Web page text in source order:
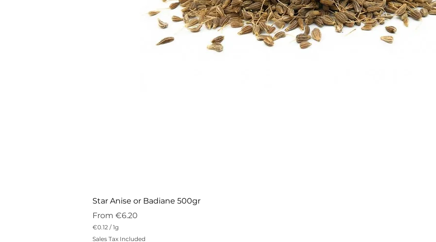
Star Anise or Badiane 500gr
From €6.20
Sale Price
€0.12 /1g
€
Sales Tax Included